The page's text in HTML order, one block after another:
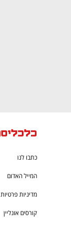
כתבו לנו
המייל האדום
מדיניות פרטיות
קורסים אונליין